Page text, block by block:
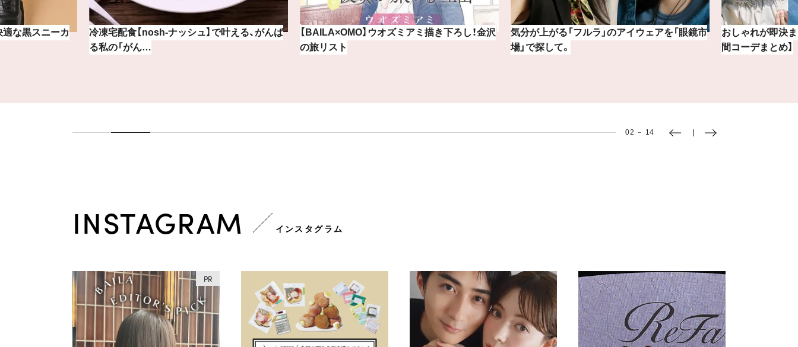
叶える、がんば
【BAILA×OMO】ウオズミアミ描き下ろし！金沢
の旅リスト
気分が上がる「フルラ」のアイウェアを「眼鏡市
場」で探して。
おしゃれが即決まる！真夏の着こなし7選【1週
間コーデまとめ】
『セルヴォーク
トをお試し！
03 － 14
INSTAGRAM インスタグラム